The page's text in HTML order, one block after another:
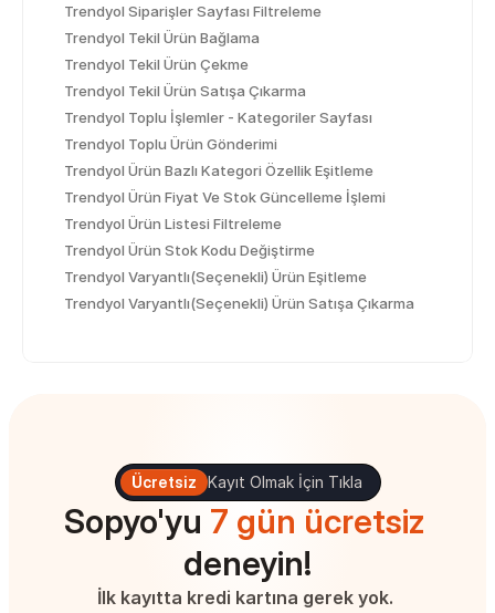
Trendyol Siparişler Sayfası Filtreleme
Trendyol Tekil Ürün Bağlama
Trendyol Tekil Ürün Çekme
Trendyol Tekil Ürün Satışa Çıkarma
Trendyol Toplu İşlemler - Kategoriler Sayfası
Trendyol Toplu Ürün Gönderimi
Trendyol Ürün Bazlı Kategori Özellik Eşitleme
Trendyol Ürün Fiyat Ve Stok Güncelleme İşlemi
Trendyol Ürün Listesi Filtreleme
Trendyol Ürün Stok Kodu Değiştirme
Trendyol Varyantlı(Seçenekli) Ürün Eşitleme
Trendyol Varyantlı(Seçenekli) Ürün Satışa Çıkarma
Ücretsiz Kayıt Olmak İçin Tıkla
Sopyo'yu 7 gün ücretsiz
deneyin!
İlk kayıtta kredi kartına gerek yok.